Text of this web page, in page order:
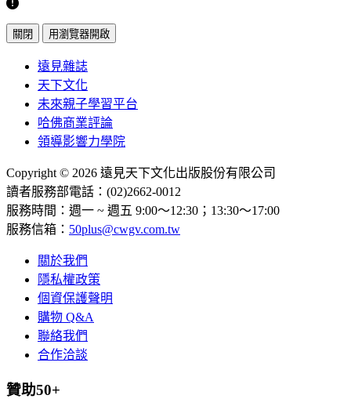
關閉 用瀏覽器開啟
遠見雜誌
天下文化
未來親子學習平台
哈佛商業評論
領導影響力學院
Copyright © 2026 遠見天下文化出版股份有限公司
讀者服務部電話：(02)2662-0012
服務時間：週一 ~ 週五 9:00～12:30；13:30～17:00
服務信箱： 50plus@cwgv.com.tw
關於我們
隱私權政策
個資保護聲明
購物 Q&A
聯絡我們
合作洽談
贊助50+